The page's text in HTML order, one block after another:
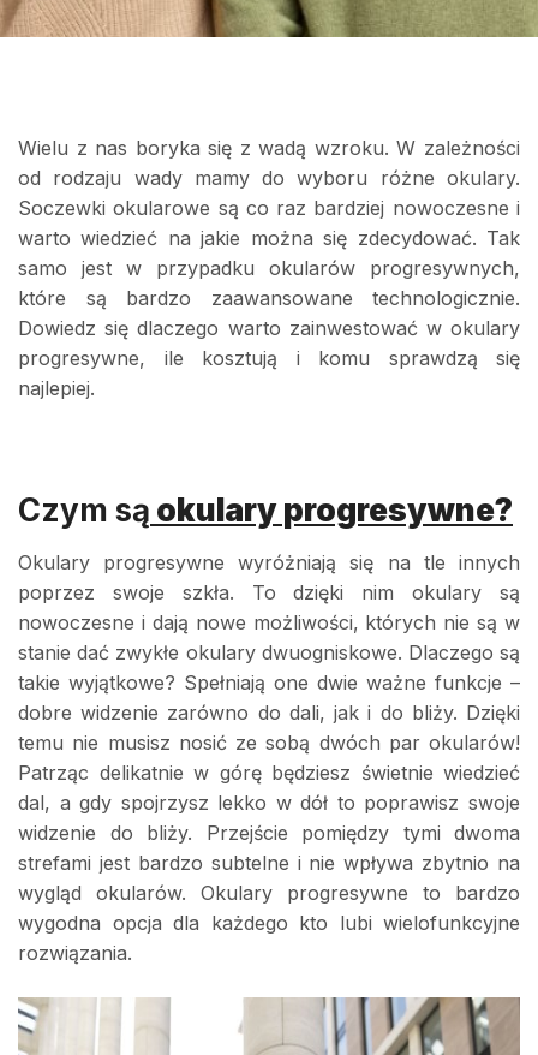
Wielu z nas boryka się z wadą wzroku. W zależności
od rodzaju wady mamy do wyboru różne okulary.
Soczewki okularowe są co raz bardziej nowoczesne i
warto wiedzieć na jakie można się zdecydować. Tak
samo jest w przypadku okularów progresywnych,
które są bardzo zaawansowane technologicznie.
Dowiedz się dlaczego warto zainwestować w okulary
progresywne, ile kosztują i komu sprawdzą się
najlepiej.
Czym są okulary progresywne?
Okulary progresywne wyróżniają się na tle innych
poprzez swoje szkła. To dzięki nim okulary są
nowoczesne i dają nowe możliwości, których nie są w
stanie dać zwykłe okulary dwuogniskowe. Dlaczego są
takie wyjątkowe? Spełniają one dwie ważne funkcje –
dobre widzenie zarówno do dali, jak i do bliży. Dzięki
temu nie musisz nosić ze sobą dwóch par okularów!
Patrząc delikatnie w górę będziesz świetnie wiedzieć
dal, a gdy spojrzysz lekko w dół to poprawisz swoje
widzenie do bliży. Przejście pomiędzy tymi dwoma
strefami jest bardzo subtelne i nie wpływa zbytnio na
wygląd okularów. Okulary progresywne to bardzo
wygodna opcja dla każdego kto lubi wielofunkcyjne
rozwiązania.